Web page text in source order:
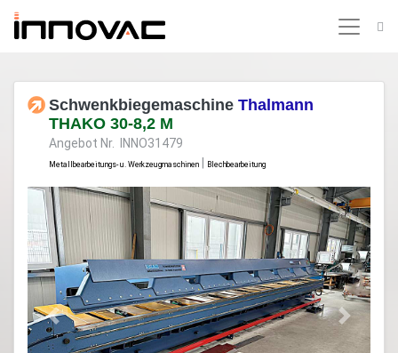
Schwenkbiegemaschine Thalmann
THAKO 30-8,2 M
Angebot Nr. INNO31479
Metallbearbeitungs- u. Werkzeugmaschinen Blechbearbeitung
Previous Next